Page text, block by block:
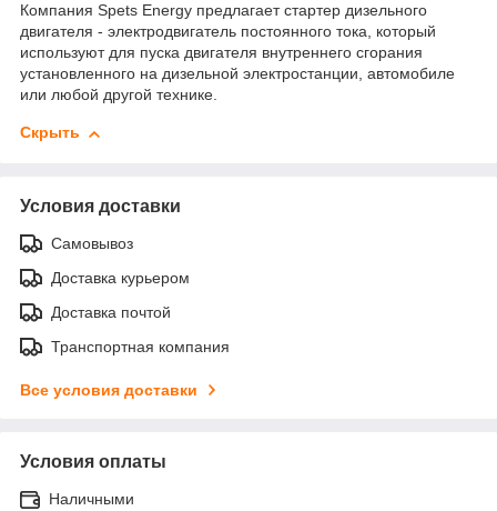
Компания Spets Energy предлагает стартер дизельного
двигателя - электродвигатель постоянного тока, который
используют для пуска двигателя внутреннего сгорания
установленного на дизельной электростанции, автомобиле
или любой другой технике.
Скрыть
Условия доставки
Самовывоз
Доставка курьером
Доставка почтой
Транспортная компания
Все условия доставки
Условия оплаты
Наличными